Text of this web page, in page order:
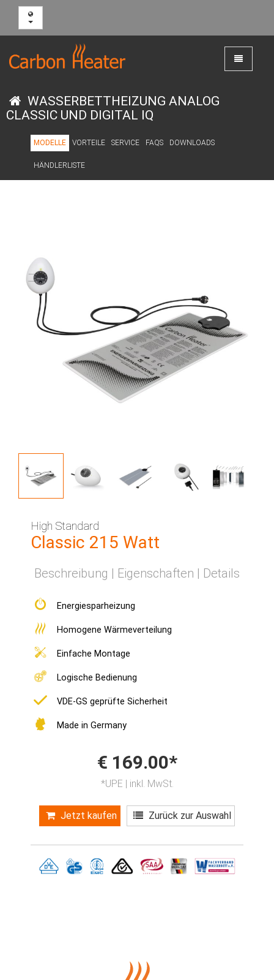
Toggle
navigation
WASSERBETTHEIZUNG ANALOG
CLASSIC UND DIGITAL IQ
MODELLE VORTEILE SERVICE FAQS DOWNLOADS
HÄNDLERLISTE
High Standard
Classic 215 Watt
Beschreibung | Eigenschaften | Details
Energiesparheizung
Homogene Wärmeverteilung
Einfache Montage
Logische Bedienung
VDE-GS geprüfte Sicherheit
Made in Germany
€ 169.00*
*UPE | inkl. MwSt.
Jetzt kaufen Zurück zur Auswahl